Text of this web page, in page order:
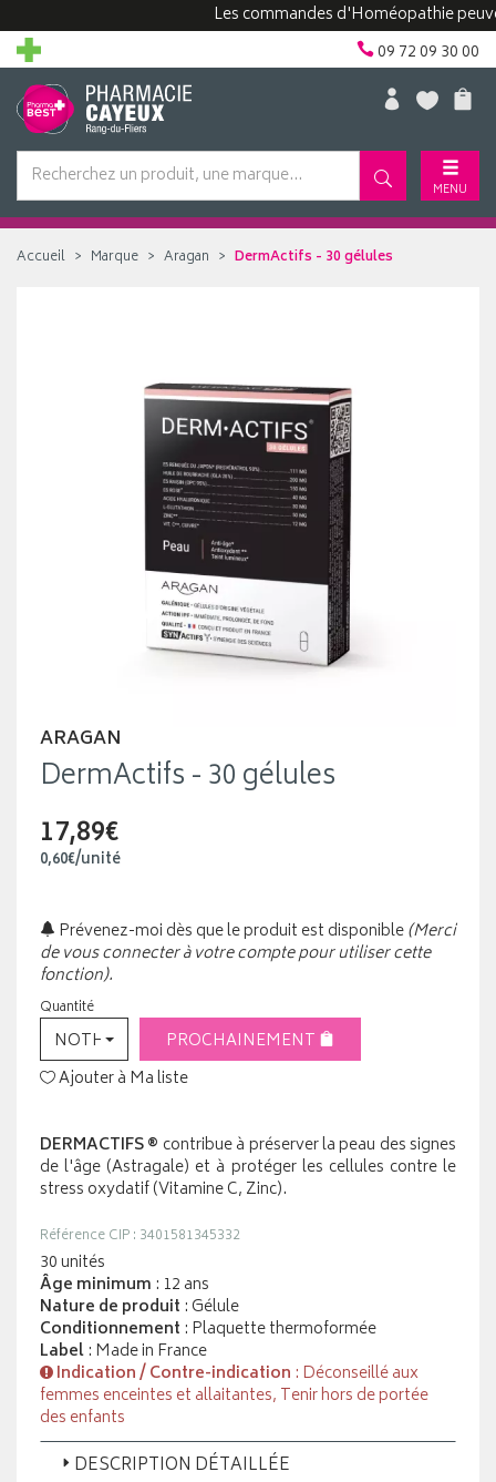
Les commandes d'Homéopathie peuvent
09 72 09 30 00
MENU
Accueil Marque Aragan DermActifs - 30 gélules
ARAGAN
DermActifs - 30 gélules
17,89€
0,60€/unité
Prévenez-moi dès que le produit est disponible(Merci
de vous connecter à votre compte pour utiliser cette
fonction).
Quantité
NOTHING SELECTEDPROCHAINEMENT
Ajouter à Ma liste
DERMACTIFS ® contribue à préserver la peau des signes
de l'âge (Astragale) et à protéger les cellules contre le
stress oxydatif (Vitamine C, Zinc).
Référence CIP : 3401581345332
30 unités
Âge minimum : 12 ans
Nature de produit : Gélule
Conditionnement : Plaquette thermoformée
Label: Made in France
Indication / Contre-indication : Déconseillé aux
femmes enceintes et allaitantes, Tenir hors de portée
des enfants
DESCRIPTION DÉTAILLÉE